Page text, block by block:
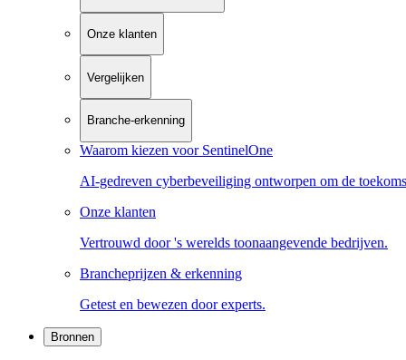
Onze klanten
Vergelijken
Branche-erkenning
Waarom kiezen voor SentinelOne
AI-gedreven cyberbeveiliging ontworpen om de
Onze klanten
Vertrouwd door 's werelds toonaangevende bedrijven.
Brancheprijzen & erkenning
Getest en bewezen door experts.
Bronnen